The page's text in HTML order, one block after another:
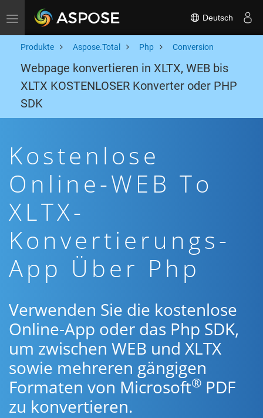
Toggle navigation Deutsch
Produkte Aspose.Total Php Conversion
Webpage konvertieren in XLTX, WEB bis
XLTX KOSTENLOSER Konverter oder PHP
SDK
Kostenlose
Online-WEB To
XLTX-
Konvertierungs-
App Über Php
Verwenden Sie die kostenlose
Online-App oder das Php SDK,
um zwischen WEB und XLTX
sowie mehreren gängigen
Formaten von Microsoft® PDF
zu konvertieren.